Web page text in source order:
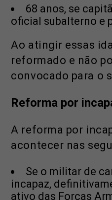
68 anos, se
oficial subalterno e
Ao atingir essas
reformado e não
convocado para o
Reforma por
A reforma por
acontecer nas
Se o militar de
incapaz,
ativo das Forças